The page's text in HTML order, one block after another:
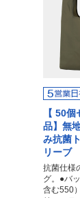
【 50
品】無
み抗菌
リーブ
抗菌仕様
グ。●バ
含む550